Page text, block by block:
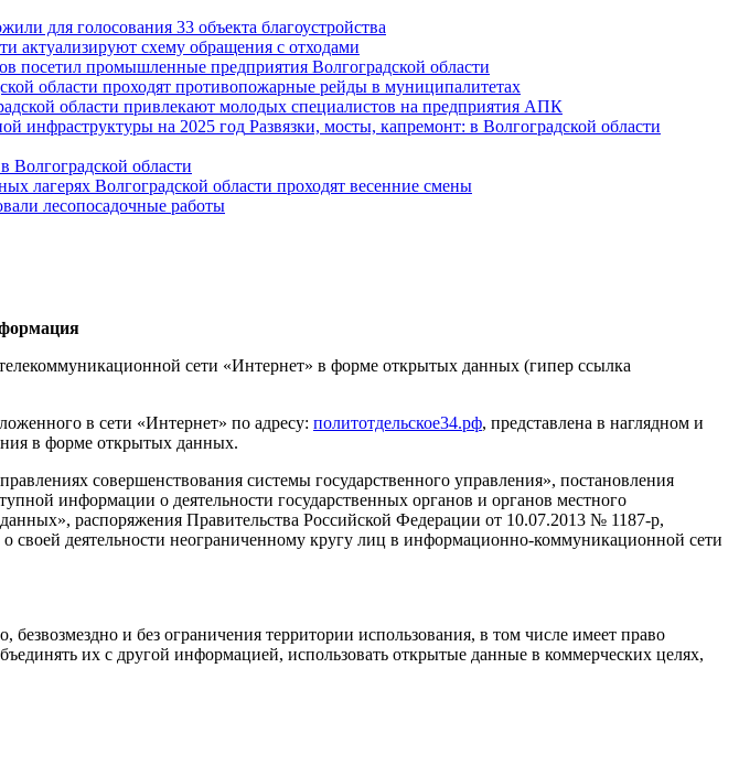
для голосования 33 объекта благоустройства
актуализируют схему обращения с отходами
посетил промышленные предприятия Волгоградской области
области проходят противопожарные рейды в муниципалитетах
области привлекают молодых специалистов на предприятия АПК
Развязки, мосты, капремонт: в Волгоградской области
Волгоградской области
лагерях Волгоградской области проходят весенние смены
лесопосадочные работы
сети «Интернет» в форме открытых данных (гипер ссылка
в сети «Интернет» по адресу: политотдельское34.рф, представлена в наглядном и
в форме открытых данных.
совершенствования системы государственного управления», постановления
информации о деятельности государственных органов и органов местного
распоряжения Правительства Российской Федерации от 10.07.2013 № 1187-р,
деятельности неограниченному кругу лиц в информационно-коммуникационной сети
и без ограничения территории использования, в том числе имеет право
их с другой информацией, использовать открытые данные в коммерческих целях,